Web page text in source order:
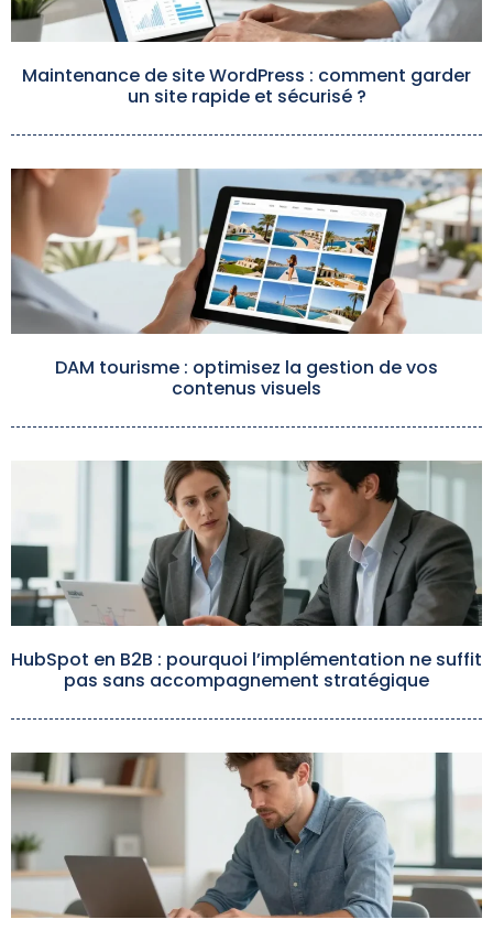
Maintenance de site WordPress : comment garder
un site rapide et sécurisé ?
DAM tourisme : optimisez la gestion de vos
contenus visuels
HubSpot en B2B : pourquoi l’implémentation ne suffit
pas sans accompagnement stratégique